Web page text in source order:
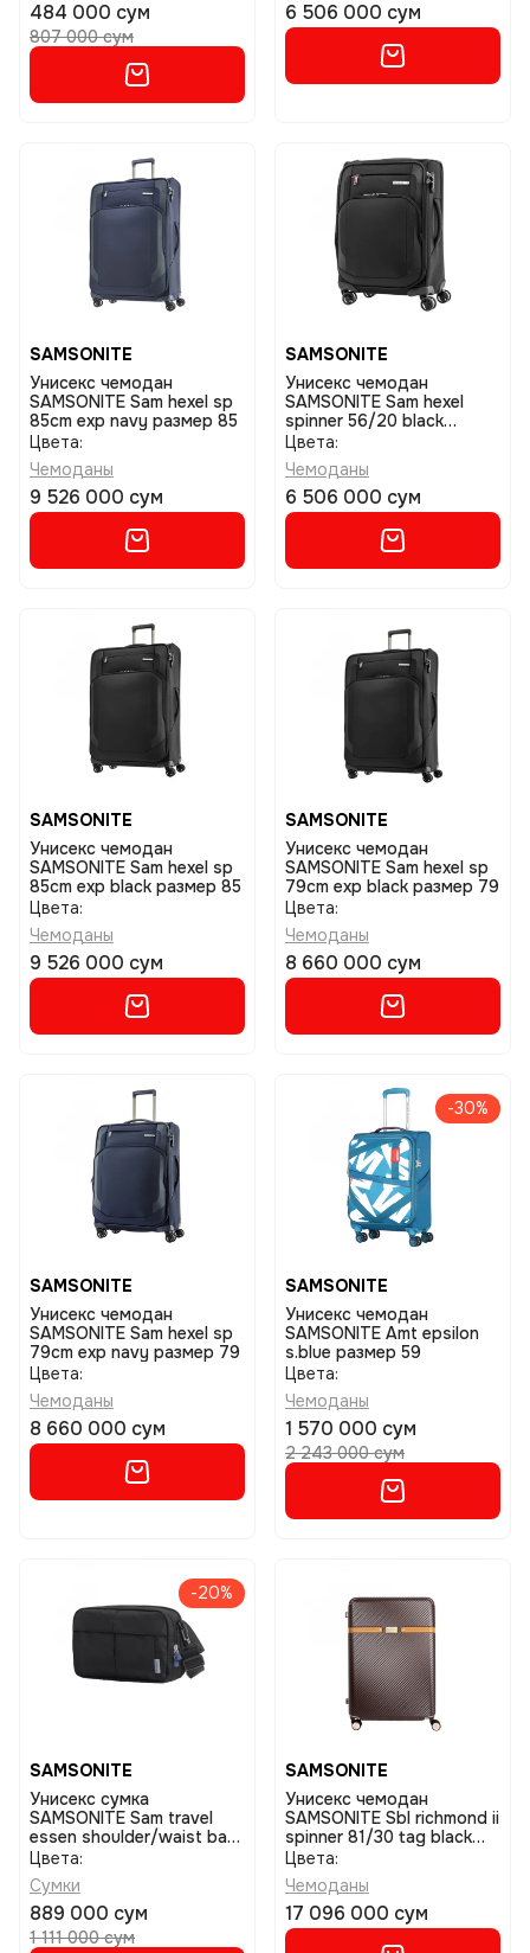
484 000 сум
807 000 сум
6 506 000 сум
SAMSONITE
Унисекс чемодан
SAMSONITE Sam hexel sp
85cm exp navy размер 85
Цвета:
Чемоданы
9 526 000 сум
SAMSONITE
Унисекс чемодан
SAMSONITE Sam hexel
spinner 56/20 black
размер 56
Цвета:
Чемоданы
6 506 000 сум
SAMSONITE
Унисекс чемодан
SAMSONITE Sam hexel sp
85cm exp black размер 85
Цвета:
Чемоданы
9 526 000 сум
SAMSONITE
Унисекс чемодан
SAMSONITE Sam hexel sp
79cm exp black размер 79
Цвета:
Чемоданы
8 660 000 сум
SAMSONITE
Унисекс чемодан
SAMSONITE Sam hexel sp
79cm exp navy размер 79
Цвета:
Чемоданы
8 660 000 сум
-30%
SAMSONITE
Унисекс чемодан
SAMSONITE Amt epsilon
s.blue размер 59
Цвета:
Чемоданы
1 570 000 сум
2 243 000 сум
-20%
SAMSONITE
Унисекс сумка
SAMSONITE Sam travel
essen shoulder/waist bag
rfid black размер one size
Цвета:
Сумки
889 000 сум
1 111 000 сум
SAMSONITE
Унисекс чемодан
SAMSONITE Sbl richmond ii
spinner 81/30 tag black
размер 81
Цвета:
Чемоданы
17 096 000 сум